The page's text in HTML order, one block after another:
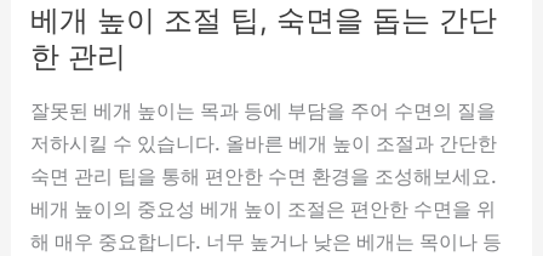
베개 높이 조절 팁, 숙면을 돕는 간단
한 관리
잘못된 베개 높이는 목과 등에 부담을 주어 수면의 질을
저하시킬 수 있습니다. 올바른 베개 높이 조절과 간단한
숙면 관리 팁을 통해 편안한 수면 환경을 조성해보세요.
베개 높이의 중요성 베개 높이 조절은 편안한 수면을 위
해 매우 중요합니다. 너무 높거나 낮은 베개는 목이나 등